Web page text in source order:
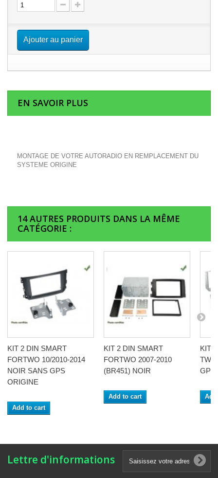
Ajouter au panier
EN SAVOIR PLUS
MONTAGE DE VOTRE AUTORADIO EN REMPLACEMENT DU
SYSTEME ORIGINE
14 AUTRES PRODUITS DANS LA MÊME
CATÉGORIE :
KIT 2 DIN SMART
FORTWO 10/2010-2014
NOIR SANS GPS
ORIGINE
Add to cart
KIT 2 DIN SMART
FORTWO 2007-2010
(BR451) NOIR
Add to cart
KIT
GPS
Lettre d'informations